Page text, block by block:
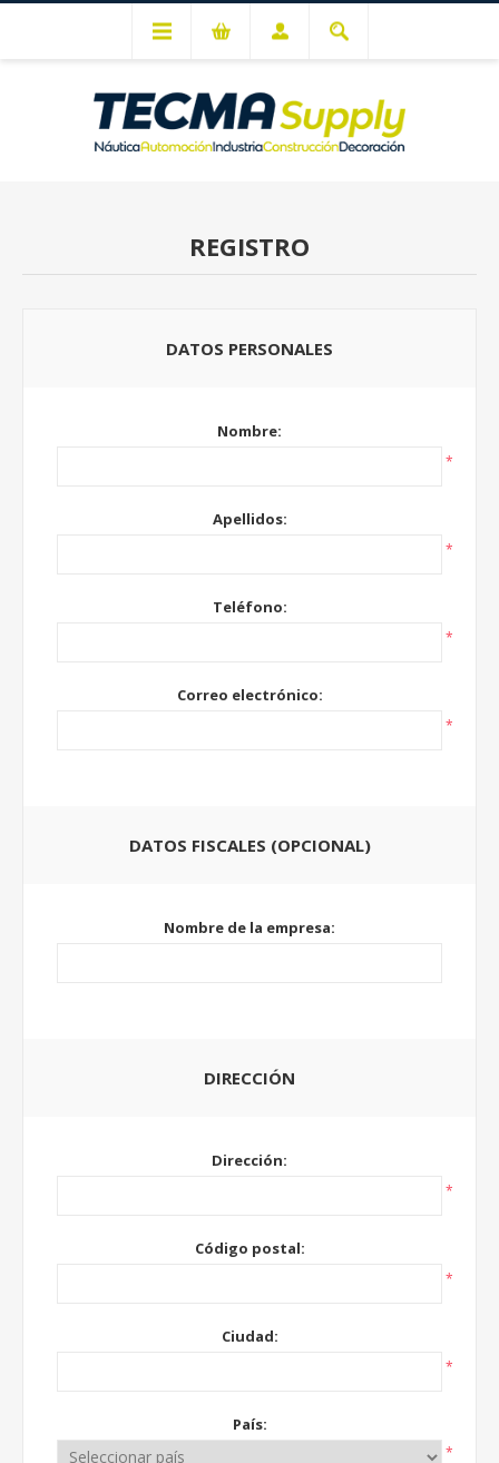
REGISTRO
DATOS PERSONALES
Nombre:
*
Apellidos:
*
Teléfono:
*
Correo electrónico:
*
DATOS FISCALES (OPCIONAL)
Nombre de la empresa:
DIRECCIÓN
Dirección:
*
Código postal:
*
Ciudad:
*
País:
*